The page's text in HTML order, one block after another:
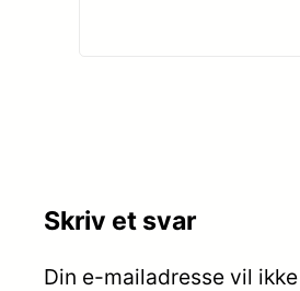
Skriv et svar
Din e-mailadresse vil